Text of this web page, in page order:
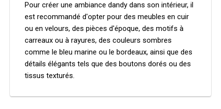
Pour créer une ambiance dandy dans son intérieur, il
est recommandé d'opter pour des meubles en cuir
ou en velours, des pièces d'époque, des motifs à
carreaux ou à rayures, des couleurs sombres
comme le bleu marine ou le bordeaux, ainsi que des
détails élégants tels que des boutons dorés ou des
tissus texturés.